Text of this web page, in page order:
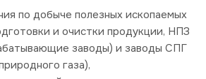
по добыче полезных ископаемых
и очистки продукции, НПЗ
заводы) и заводы СПГ
газа),